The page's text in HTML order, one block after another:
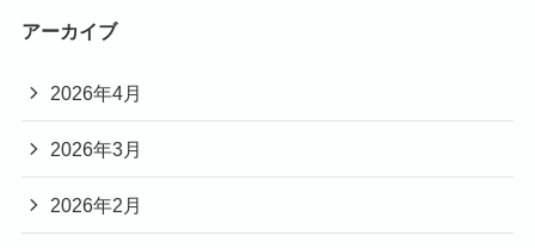
アーカイブ
2026年4月
2026年3月
2026年2月